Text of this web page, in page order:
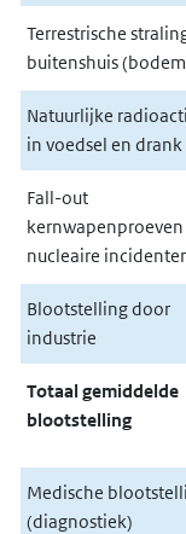
Terrestrische
buitenshuis
Natuurlijke
in voedsel en drank
Fall-out
kernwapenproeven
nucleaire
Blootstelling door
industrie
Totaal gemiddelde
blootstelling
Medische
(diagnostiek)